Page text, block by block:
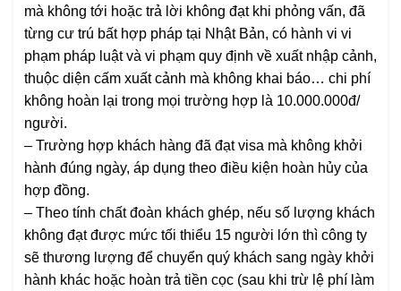
mà không tới hoặc trả lời không đạt khi phỏng vấn, đã
từng cư trú bất hợp pháp tại Nhật Bản, có hành vi vi
phạm pháp luật và vi phạm quy định về xuất nhập cảnh,
thuộc diện cấm xuất cảnh mà không khai báo… chi phí
không hoàn lại trong mọi trường hợp là 10.000.000đ/
người.
– Trường hợp khách hàng đã đạt visa mà không khởi
hành đúng ngày, áp dụng theo điều kiện hoàn hủy của
hợp đồng.
– Theo tính chất đoàn khách ghép, nếu số lượng khách
không đạt được mức tối thiểu 15 người lớn thì công ty
sẽ thương lượng để chuyển quý khách sang ngày khởi
hành khác hoặc hoàn trả tiền cọc (sau khi trừ lệ phí làm